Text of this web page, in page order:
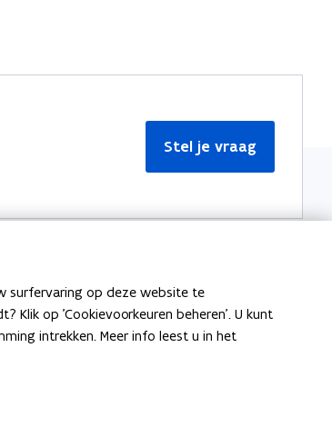
Stel je vraag
Meer informatie
Over Team Taaladvies
surfervaring op deze website te
Klik op 'Cookievoorkeuren beheren'. U kunt
intrekken. Meer info leest u in het